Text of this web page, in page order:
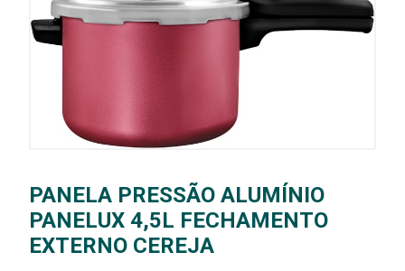
PANELA PRESSÃO ALUMÍNIO
PANELUX 4,5L FECHAMENTO
EXTERNO CEREJA